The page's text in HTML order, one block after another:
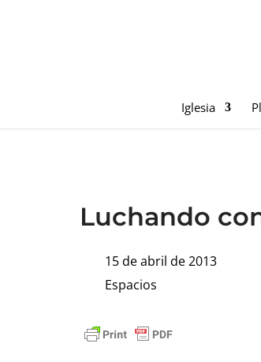
Iglesia
Luchando
15 de abril de 2013
Espacios